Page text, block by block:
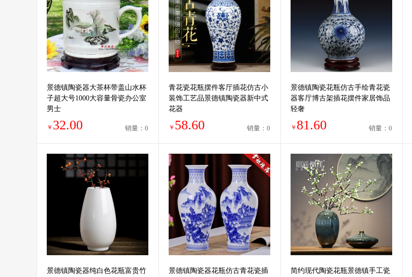
景德镇陶瓷器大茶杯带盖山水杯
子超大号1000大容量骨瓷办公室
男士
￥ 32.00 销量：0
青花瓷花瓶摆件客厅插花仿古小
装饰工艺品景德镇陶瓷器新中式
花器
￥ 58.60 销量：0
景德镇陶瓷花瓶仿古手绘青花瓷
器客厅博古架插花摆件家居饰品
轻奢
￥ 81.60 销量：0
景德镇陶瓷器纯白色花瓶富贵竹
景德镇陶瓷器花瓶仿古青花瓷插
简约现代陶瓷花瓶景德镇手工瓷